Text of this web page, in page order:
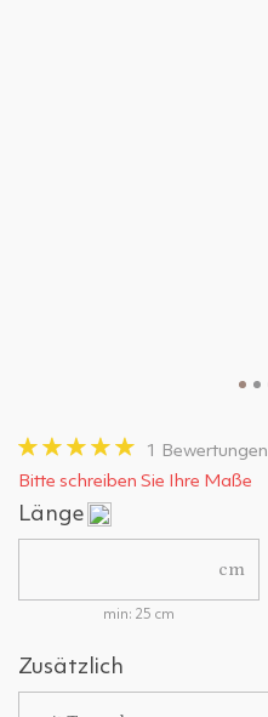
1 Bewertungen
Bitte schreiben Sie Ihre Maße
Länge
cm
min: 25 cm
Zusätzlich